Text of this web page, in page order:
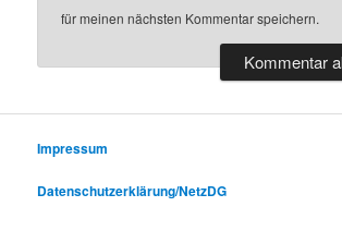
für meinen nächsten Kommentar speichern.
Impressum
Datenschutzerklärung/NetzDG